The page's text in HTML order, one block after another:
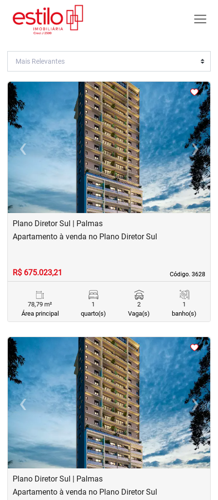
< <<
‹Previous ›Next
Plano Diretor Sul | Palmas
Código. 3628
Código. 3628
Apartamento à venda no Plano Diretor Sul
R$ 675.023,21
78,79 m²
Área principal
1
quarto(s)
2
Vaga(s)
1
banho(s)
< <<
‹Previous ›Next
Plano Diretor Sul | Palmas
Apartamento à venda no Plano Diretor Sul